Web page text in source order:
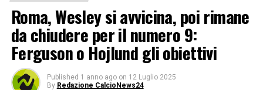
Roma, Wesley si avvicina, poi rimane
da chiudere per il numero 9:
Ferguson o Hojlund gli obiettivi
Published 1 anno ago on 12 Luglio 2025
By Redazione CalcioNews24